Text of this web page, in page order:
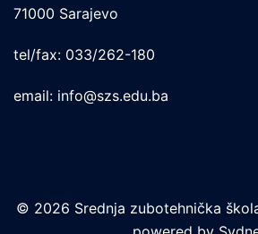
71000 Sarajevo
tel/fax: 033/262-180
email: info@szs.edu.ba
© 2026 Srednja zubotehnička